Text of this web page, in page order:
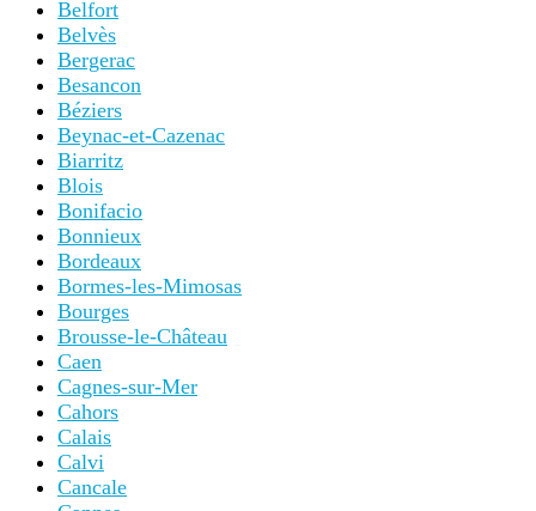
Belfort
Belvès
Bergerac
Besancon
Béziers
Beynac-et-Cazenac
Biarritz
Blois
Bonifacio
Bonnieux
Bordeaux
Bormes-les-Mimosas
Bourges
Brousse-le-Château
Caen
Cagnes-sur-Mer
Cahors
Calais
Calvi
Cancale